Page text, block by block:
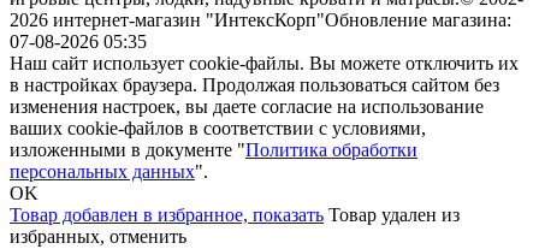
2026 интернет-магазин "ИнтексКорп"Обновление магазина:
07-08-2026 05:35
Наш сайт использует cookie-файлы. Вы можете отключить их
в настройках браузера. Продолжая пользоваться сайтом без
изменения настроек, вы даете согласие на использование
ваших cookie-файлов в соответствии с условиями,
изложенными в документе "Политика обработки
персональных данных".
OK
Товар добавлен в избранное, показать Товар удален из
избранных, отменить